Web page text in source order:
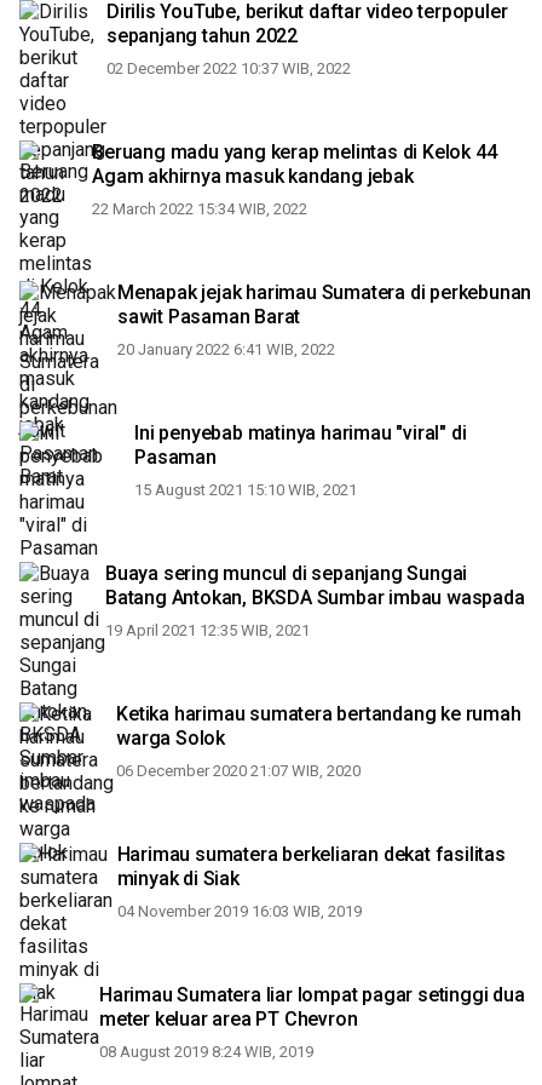
Dirilis YouTube, berikut daftar video terpopuler
sepanjang tahun 2022
02 December 2022 10:37 WIB, 2022
Beruang madu yang kerap melintas di Kelok 44
Agam akhirnya masuk kandang jebak
22 March 2022 15:34 WIB, 2022
Menapak jejak harimau Sumatera di perkebunan
sawit Pasaman Barat
20 January 2022 6:41 WIB, 2022
Ini penyebab matinya harimau "viral" di
Pasaman
15 August 2021 15:10 WIB, 2021
Buaya sering muncul di sepanjang Sungai
Batang Antokan, BKSDA Sumbar imbau waspada
19 April 2021 12:35 WIB, 2021
Ketika harimau sumatera bertandang ke rumah
warga Solok
06 December 2020 21:07 WIB, 2020
Harimau sumatera berkeliaran dekat fasilitas
minyak di Siak
04 November 2019 16:03 WIB, 2019
Harimau Sumatera liar lompat pagar setinggi dua
meter keluar area PT Chevron
08 August 2019 8:24 WIB, 2019